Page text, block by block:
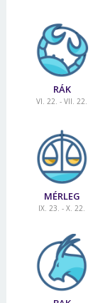
RÁK
VI. 22. - VII. 22.
MÉRLEG
IX. 23. - X. 22.